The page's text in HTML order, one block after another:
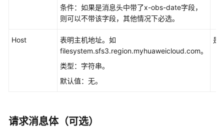
品
助
条件：如果是消息头中带了x-obs-date字段，
则可以不带该字段，其他情况下必选。
Host
表明主机地址。如
filesystem.sfs3.region.myhuaweicloud.com。
类型：字符串。
默认值：无。
是
请求消息体（可选）